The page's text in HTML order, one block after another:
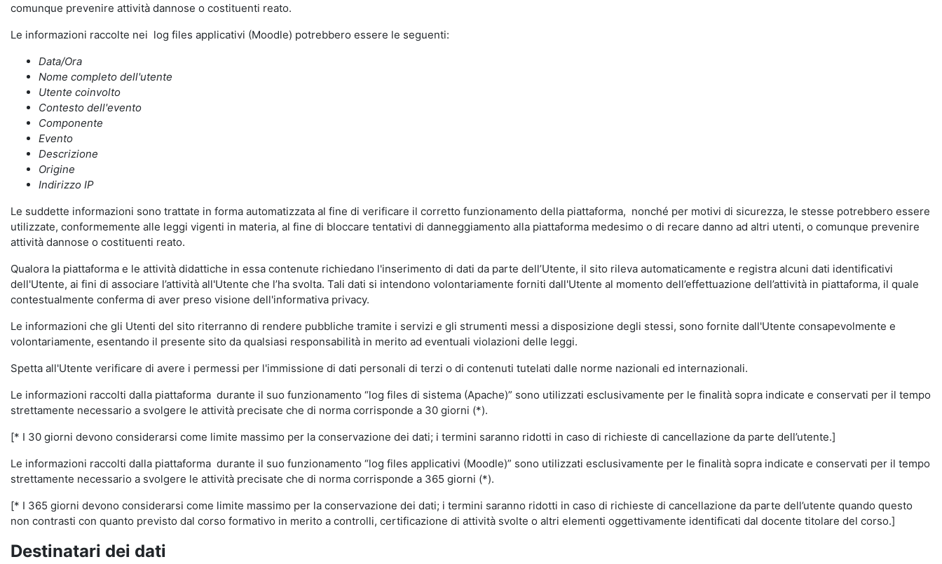
comunque prevenire attività dannose o costituenti reato.
Le informazioni raccolte nei log files applicativi (Moodle) potrebbero essere le seguenti:
Data/Ora
Nome completo dell'utente
Utente coinvolto
Contesto dell'evento
Componente
Evento
Descrizione
Origine
Indirizzo IP
Le suddette informazioni sono trattate in forma automatizzata al fine di verificare il corretto funzionamento della piattaforma, nonché per motivi di sicurezza, le stesse potrebbero essere
utilizzate, conformemente alle leggi vigenti in materia, al fine di bloccare tentativi di danneggiamento alla piattaforma medesimo o di recare danno ad altri utenti, o comunque prevenire
attività dannose o costituenti reato.
Qualora la piattaforma e le attività didattiche in essa contenute richiedano l'inserimento di dati da parte dell’Utente, il sito rileva automaticamente e registra alcuni dati identificativi
dell'Utente, ai fini di associare l’attività all'Utente che l’ha svolta. Tali dati si intendono volontariamente forniti dall'Utente al momento dell’effettuazione dell’attività in piattaforma, il quale
contestualmente conferma di aver preso visione dell'informativa privacy.
Le informazioni che gli Utenti del sito riterranno di rendere pubbliche tramite i servizi e gli strumenti messi a disposizione degli stessi, sono fornite dall'Utente consapevolmente e
volontariamente, esentando il presente sito da qualsiasi responsabilità in merito ad eventuali violazioni delle leggi.
Spetta all'Utente verificare di avere i permessi per l'immissione di dati personali di terzi o di contenuti tutelati dalle norme nazionali ed internazionali.
Le informazioni raccolti dalla piattaforma durante il suo funzionamento “log files di sistema (Apache)” sono utilizzati esclusivamente per le finalità sopra indicate e conservati per il tempo
strettamente necessario a svolgere le attività precisate che di norma corrisponde a 30 giorni (*).
[* I 30 giorni devono considerarsi come limite massimo per la conservazione dei dati; i termini saranno ridotti in caso di richieste di cancellazione da parte dell’utente.]
Le informazioni raccolti dalla piattaforma durante il suo funzionamento “log files applicativi (Moodle)” sono utilizzati esclusivamente per le finalità sopra indicate e conservati per il tempo
strettamente necessario a svolgere le attività precisate che di norma corrisponde a 365 giorni (*).
[* I 365 giorni devono considerarsi come limite massimo per la conservazione dei dati; i termini saranno ridotti in caso di richieste di cancellazione da parte dell’utente quando questo
non contrasti con quanto previsto dal corso formativo in merito a controlli, certificazione di attività svolte o altri elementi oggettivamente identificati dal docente titolare del corso.]
Destinatari dei dati